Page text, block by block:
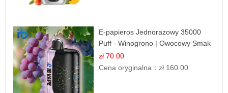
E-papieros Jednorazowy 35000
Puff - Winogrono | Owocowy Smak
zł 70.00
Cena oryginalna：zł 160.00